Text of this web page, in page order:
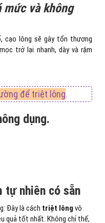
mức và không
cạo lông sẽ gây tổn thương
trở lại nhanh, dày và rậm
để triệt lông.
dụng.
tự nhiên có sẵn
Đây là cách triệt lông vô
quả tốt nhất. Không chỉ thế,